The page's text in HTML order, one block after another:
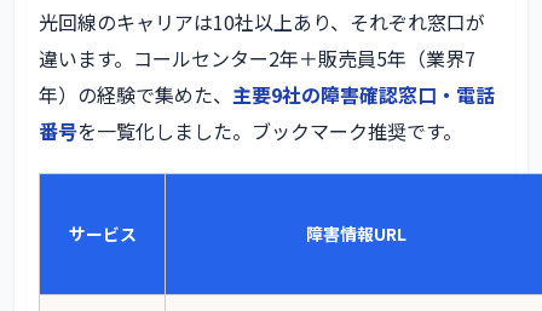
光回線のキャリアは10社以上あり、それぞれ窓口が
違います。コールセンター2年＋販売員5年（業界7
年）の経験で集めた、 主要9社の障害確認窓口・電話
番号を一覧化しました。ブックマーク推奨です。
サービス 障害情報URL